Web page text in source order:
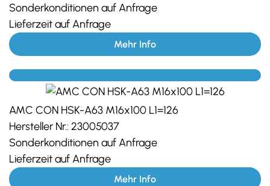
Sonderkonditionen auf Anfrage
Lieferzeit auf Anfrage
Mehr Info
AMC CON HSK-A63 M16x100 L1=126
Hersteller Nr.: 23005037
Sonderkonditionen auf Anfrage
Lieferzeit auf Anfrage
Mehr Info